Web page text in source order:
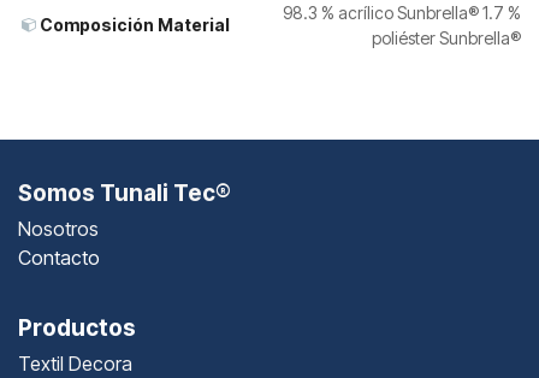
Composición Material
98.3 % acrílico Sunbrella® 1.7 %
poliéster Sunbrella®
Somos Tunali Tec®
Nosotros
Contacto
Productos
Textil Decora